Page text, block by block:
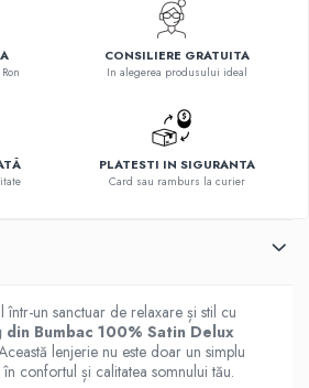
CONSILIERE GRATUITA
In alegerea produsului ideal
PLATESTI IN SIGURANTA
Card sau ramburs la curier
un sanctuar de relaxare și stil cu
Bumbac 100% Satin Delux
lenjerie nu este doar un simplu
confortul și calitatea somnului tău.